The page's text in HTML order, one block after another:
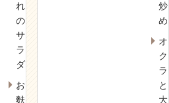
れ
の
サ
ラ
ダ
お
麩
炒
め
オ
ク
ラ
と
大